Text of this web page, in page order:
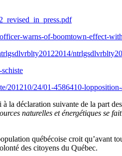
warns-of-boomtown-effect-
201210/24/01-4586410-
la déclaration suivante de la part
naturelles et énergétiques se
québécoise croit qu’avant
des citoyens du Québec.